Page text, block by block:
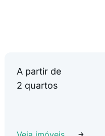
A partir de
2 quartos